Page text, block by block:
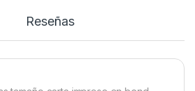
Reseñas